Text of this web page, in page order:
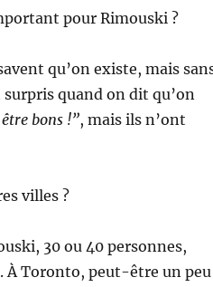
pour Rimouski ?
qu’on existe, mais
quand on dit qu’on
bons !”, mais ils n’ont
villes ?
30 ou 40 personnes,
À Toronto, peut-être un peu